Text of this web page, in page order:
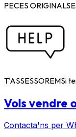
PECES ORIGINALS
T'ASSESSOREMSi
Vols vendre
Contacta'ns per